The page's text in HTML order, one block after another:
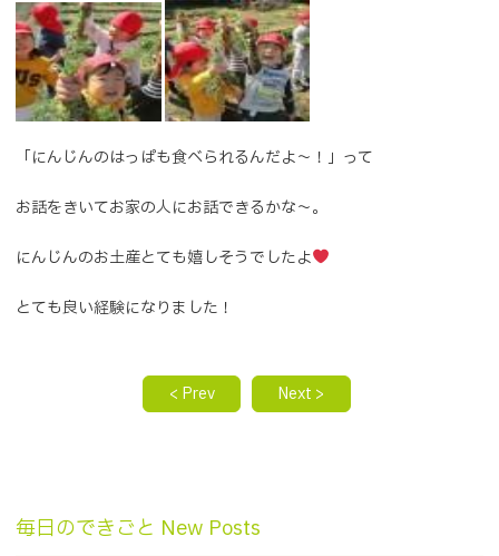
「にんじんのはっぱも食べられるんだよ～！」って
お話をきいてお家の人にお話できるかな～。
にんじんのお土産とても嬉しそうでしたよ
とても良い経験になりました！
< Prev Next >
毎日のできごと New Posts